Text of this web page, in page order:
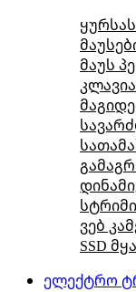
მაუს
ვებ
SSD
ელექტრო